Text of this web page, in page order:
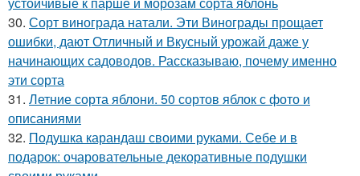
30. Сорт винограда натали. Эти Винограды прощает
ошибки, дают Отличный и Вкусный урожай даже у
начинающих садоводов. Рассказываю, почему именно
эти сорта
31. Летние сорта яблони. 50 сортов яблок с фото и
описаниями
32. Подушка карандаш своими руками. Себе и в
подарок: очаровательные декоративные подушки